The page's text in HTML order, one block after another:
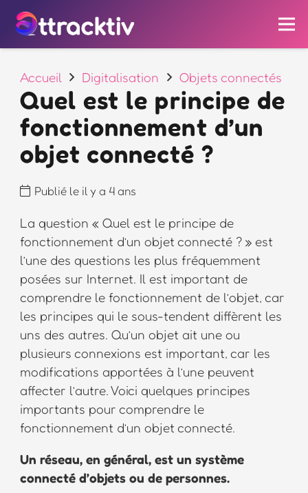
Accueil Digitalisation Objets connectés
Quel est le principe de
fonctionnement d’un
objet connecté ?
Publié le il y a 4 ans
La question « Quel est le principe de
fonctionnement d’un objet connecté ? » est
l’une des questions les plus fréquemment
posées sur Internet. Il est important de
comprendre le fonctionnement de l’objet, car
les principes qui le sous-tendent diffèrent les
uns des autres. Qu’un objet ait une ou
plusieurs connexions est important, car les
modifications apportées à l’une peuvent
affecter l’autre. Voici quelques principes
importants pour comprendre le
fonctionnement d’un objet connecté.
Un réseau, en général, est un système
connecté d’objets ou de personnes.